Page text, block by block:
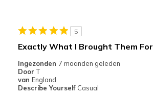
5
Exactly What I Brought Them For
Ingezonden 7 maanden geleden
Door T
van England
Describe Yourself Casual